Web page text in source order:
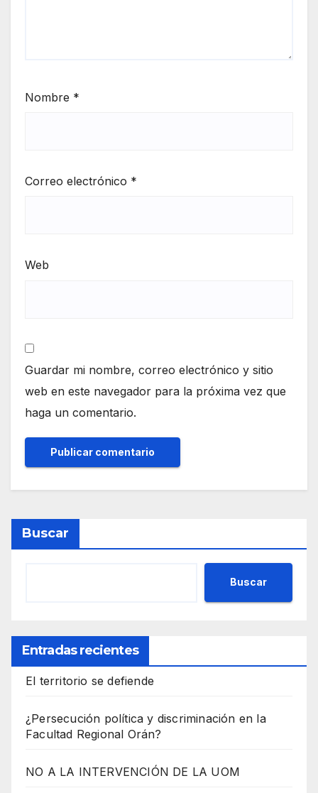
Nombre *
Correo electrónico *
Web
Guardar mi nombre, correo electrónico y sitio
web en este navegador para la próxima vez que
haga un comentario.
Buscar
Buscar
Entradas recientes
El territorio se defiende
¿Persecución política y discriminación en la
Facultad Regional Orán?
NO A LA INTERVENCIÓN DE LA UOM